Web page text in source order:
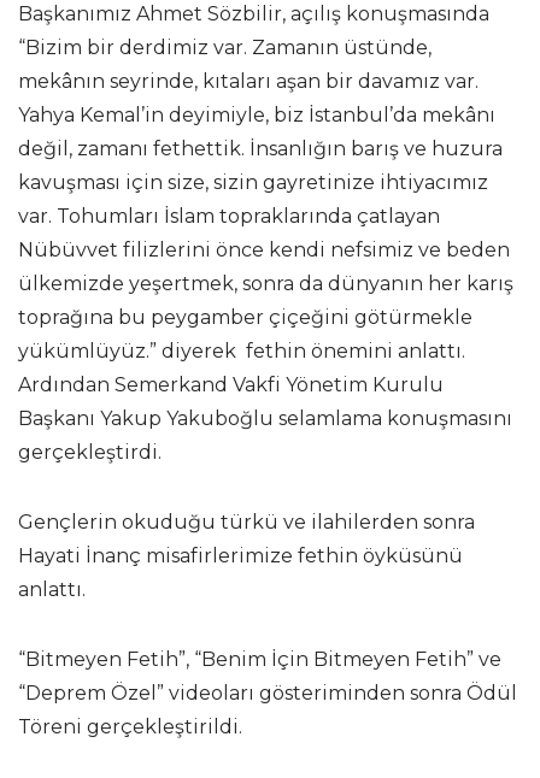
Başkanımız Ahmet Sözbilir, açılış konuşmasında
“Bizim bir derdimiz var. Zamanın üstünde,
mekânın seyrinde, kıtaları aşan bir davamız var.
Yahya Kemal’in deyimiyle, biz İstanbul’da mekânı
değil, zamanı fethettik. İnsanlığın barış ve huzura
kavuşması için size, sizin gayretinize ihtiyacımız
var. Tohumları İslam topraklarında çatlayan
Nübüvvet filizlerini önce kendi nefsimiz ve beden
ülkemizde yeşertmek, sonra da dünyanın her karış
toprağına bu peygamber çiçeğini götürmekle
yükümlüyüz.” diyerek fethin önemini anlattı.
Ardından Semerkand Vakfi Yönetim Kurulu
Başkanı Yakup Yakuboğlu selamlama konuşmasını
gerçekleştirdi.
Gençlerin okuduğu türkü ve ilahilerden sonra
Hayati İnanç misafirlerimize fethin öyküsünü
anlattı.
“Bitmeyen Fetih”, “Benim İçin Bitmeyen Fetih” ve
“Deprem Özel” videoları gösteriminden sonra Ödül
Töreni gerçekleştirildi.